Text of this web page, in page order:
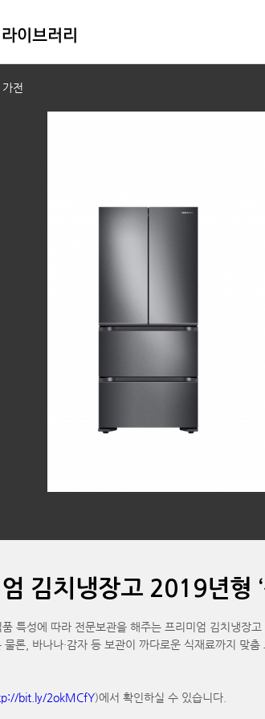
| 가전
김치냉장고 2019년형
특성에 따라 전문보관을 해주는 프리미엄 김치냉장고
론, 바나나·감자 등 보관이 까다로운 식재료까지 맞
bit.ly/2okMCfY)에서 확인하실 수 있습니다.